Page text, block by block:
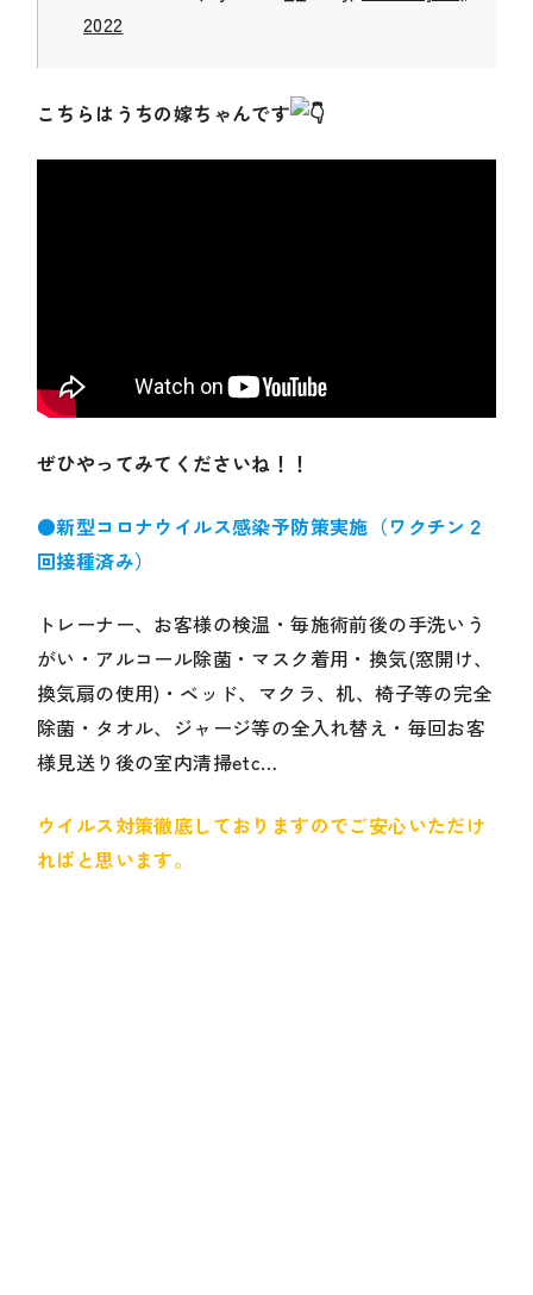
2022
こちらはうちの嫁ちゃんです
ぜひやってみてくださいね！！
●新型コロナウイルス感染予防策実施（ワクチン２
回接種済み）
トレーナー、お客様の検温・毎施術前後の手洗いう
がい・アルコール除菌・マスク着用・換気(窓開け、
換気扇の使用)・ベッド、マクラ、机、椅子等の完全
除菌・タオル、ジャージ等の全入れ替え・毎回お客
様見送り後の室内清掃etc…
ウイルス対策徹底しておりますのでご安心いただけ
ればと思います。